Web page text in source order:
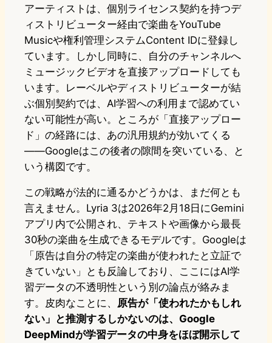
アーティストは、個別ライセンス契約を持つデ
ィストリビューター経由で楽曲をYouTube
Musicや権利管理システムContent IDに登録し
ています。しかし同時に、自分のチャンネルへ
ミュージックビデオを直接アップロードしても
います。レーベルやディストリビューターが結
ぶ個別契約では、AI学習への利用まで認めてい
ない可能性が高い。ところが「直接アップロー
ド」の経路には、あの汎用規約が効いてくる
――Googleはこの後者の隙間を突いている、と
いう構図です。
この戦略が法的に通るかどうかは、まだ何とも
言えません。Lyria 3は2026年2月18日にGemini
アプリ内で公開され、テキストや画像から最長
30秒の楽曲を生成できるモデルです。Googleは
「原告は自分の特定の楽曲が使われたと立証で
きていない」とも反論しており、ここにはAI学
習データの不透明性という別の論点が絡みま
す。皮肉なことに、 原告が「使われたかもしれ
ない」と推測するしかないのは、Google
DeepMindが学習データの中身をほぼ開示して